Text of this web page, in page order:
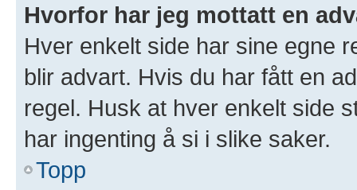
Hvorfor har jeg mottatt en
Hver enkelt side har sine egne
blir advart. Hvis du har fått en
regel. Husk at hver enkelt side
har ingenting å si i slike saker.
Topp